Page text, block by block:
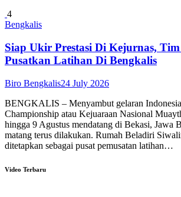
4
Bengkalis
Siap Ukir Prestasi Di Kejurnas,
Pusatkan Latihan Di Bengkalis
Biro Bengkalis24 July 2026
BENGKALIS – Menyambut gelaran
Championship atau Kejuaraan Nasional
hingga 9 Agustus mendatang di Bekasi, Jawa
matang terus dilakukan. Rumah Beladiri
ditetapkan sebagai pusat pemusatan latihan…
Video Terbaru